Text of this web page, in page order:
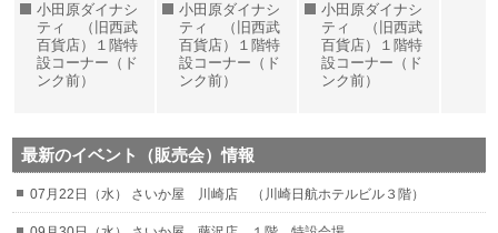
小田原ダイナシ
ティ （旧西武
百貨店）１階特
設コーナー（ド
ンク前）
小田原ダイナシ
ティ （旧西武
百貨店）１階特
設コーナー（ド
ンク前）
小田原ダイナシ
ティ （旧西武
百貨店）１階特
設コーナー（ド
ンク前）
最新のイベント（販売会）情報
07月22日（水） さいか屋 川崎店 （川崎日航ホテルビル３階）